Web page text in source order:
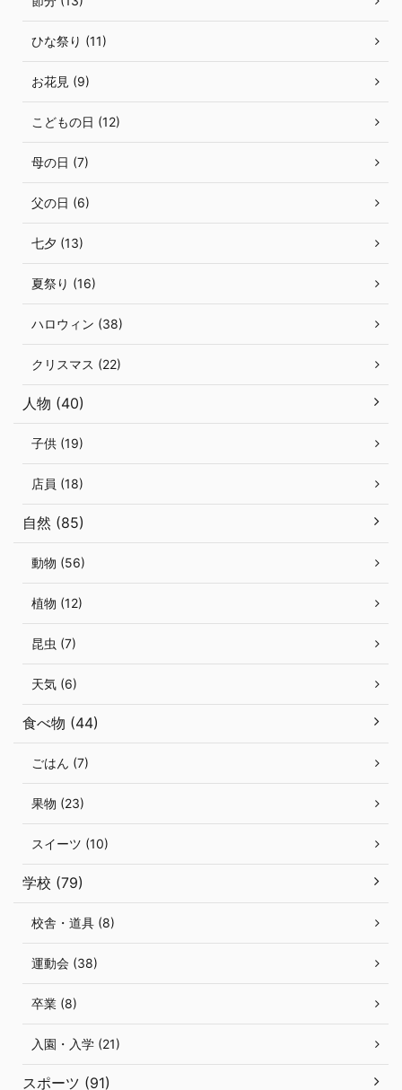
ひな祭り (11)
お花見 (9)
こどもの日 (12)
母の日 (7)
父の日 (6)
七夕 (13)
夏祭り (16)
ハロウィン (38)
クリスマス (22)
人物 (40)
子供 (19)
店員 (18)
自然 (85)
動物 (56)
植物 (12)
昆虫 (7)
天気 (6)
食べ物 (44)
ごはん (7)
果物 (23)
スイーツ (10)
学校 (79)
校舎・道具 (8)
運動会 (38)
卒業 (8)
入園・入学 (21)
スポーツ (91)